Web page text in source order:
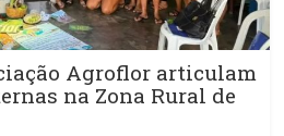
Agroflor articulam
na Zona Rural de